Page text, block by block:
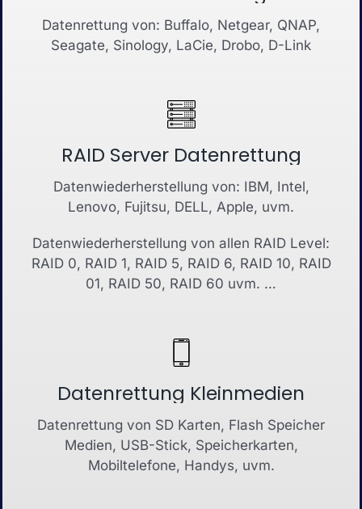
Datenrettung von: Buffalo, Netgear, QNAP,
Seagate, Sinology, LaCie, Drobo, D-Link
RAID Server Datenrettung
Datenwiederherstellung von: IBM, Intel,
Lenovo, Fujitsu, DELL, Apple, uvm.
Datenwiederherstellung von allen RAID Level:
RAID 0, RAID 1, RAID 5, RAID 6, RAID 10, RAID
01, RAID 50, RAID 60 uvm. …
Datenrettung Kleinmedien
Datenrettung von SD Karten, Flash Speicher
Medien, USB-Stick, Speicherkarten,
Mobiltelefone, Handys, uvm.